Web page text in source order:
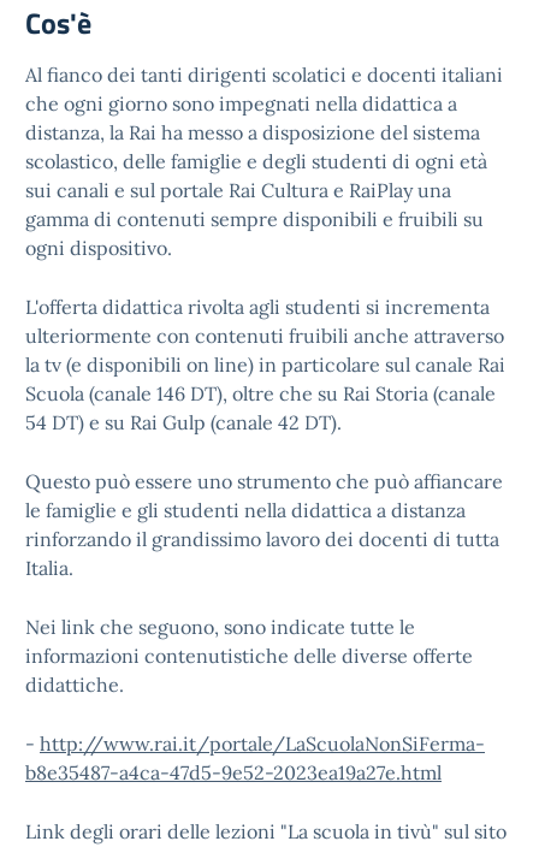
Cos'è
Al fianco dei tanti dirigenti scolatici e docenti italiani
che ogni giorno sono impegnati nella didattica a
distanza, la Rai ha messo a disposizione del sistema
scolastico, delle famiglie e degli studenti di ogni età
sui canali e sul portale Rai Cultura e RaiPlay una
gamma di contenuti sempre disponibili e fruibili su
ogni dispositivo.
L'offerta didattica rivolta agli studenti si incrementa
ulteriormente con contenuti fruibili anche attraverso
la tv (e disponibili on line) in particolare sul canale Rai
Scuola (canale 146 DT), oltre che su Rai Storia (canale
54 DT) e su Rai Gulp (canale 42 DT).
Questo può essere uno strumento che può affiancare
le famiglie e gli studenti nella didattica a distanza
rinforzando il grandissimo lavoro dei docenti di tutta
Italia.
Nei link che seguono, sono indicate tutte le
informazioni contenutistiche delle diverse offerte
didattiche.
- http://www.rai.it/portale/LaScuolaNonSiFerma-
b8e35487-a4ca-47d5-9e52-2023ea19a27e.html
Link degli orari delle lezioni "La scuola in tivù" sul sito